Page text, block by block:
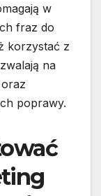
w
fraz do
korzystać z
na
poprawy.